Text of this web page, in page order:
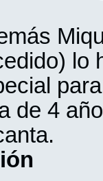
lo
de 4